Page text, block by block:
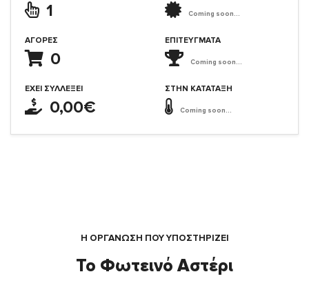
1
ΑΓΟΡΈΣ
0
ΈΧΕΙ ΣΥΛΛΈΞΕΙ
0,00€
Coming soon...
ΕΠΙΤΕΎΓΜΑΤΑ
Coming soon...
ΣΤΗΝ ΚΑΤΆΤΑΞΗ
Coming soon...
Η ΟΡΓΆΝΩΣΗ ΠΟΥ ΥΠΟΣΤΗΡΙΖΕΙ
Το Φωτεινό Αστέρι